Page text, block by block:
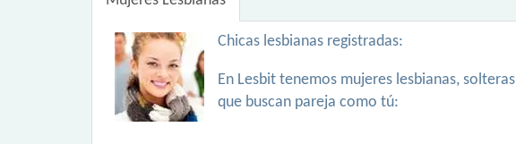
Chicas lesbianas registradas:
En Lesbit tenemos mujeres lesbianas, solteras
que buscan pareja como tú: